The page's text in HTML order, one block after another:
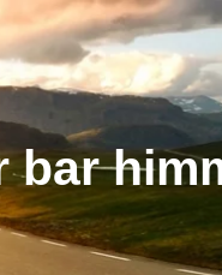
bar him